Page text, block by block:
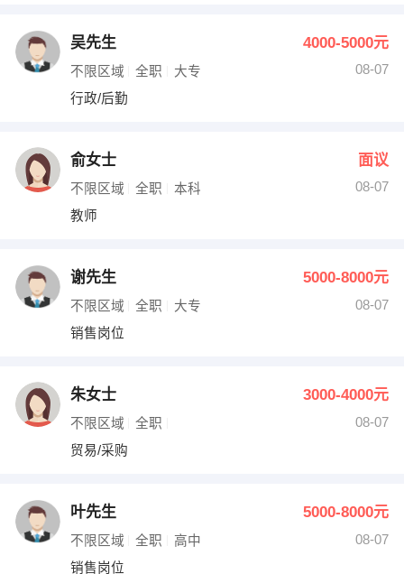
吴先生 4000-5000元
不限区域 全职 大专
08-07
行政/后勤
俞女士 面议
不限区域 全职 本科
08-07
教师
谢先生 5000-8000元
不限区域 全职 大专
08-07
销售岗位
朱女士 3000-4000元
不限区域 全职
08-07
贸易/采购
叶先生 5000-8000元
不限区域 全职 高中
08-07
销售岗位